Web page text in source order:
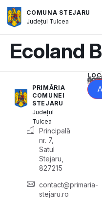
COMUNA STEJARU
Județul Tulcea
Ecoland
PRIMĂRIA
COMUNEI
STEJARU
Județul
Tulcea
Principală
nr. 7,
Satul
Stejaru,
827215
contact@primaria-
stejaru.ro
Acest conținut este blocat până când acceptați categoria corespunzătoare de cookie-uri.